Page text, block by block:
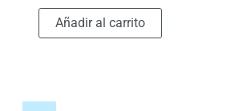
Añadir al carrito